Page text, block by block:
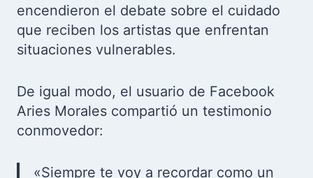
encendieron el debate sobre el cuidado
que reciben los artistas que enfrentan
situaciones vulnerables.
De igual modo, el usuario de Facebook
Aries Morales compartió un testimonio
conmovedor:
«Siempre te voy a recordar como un